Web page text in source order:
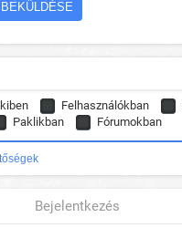
Felhasználókban
Paklikban
Fórumokban
Bejelentkezés